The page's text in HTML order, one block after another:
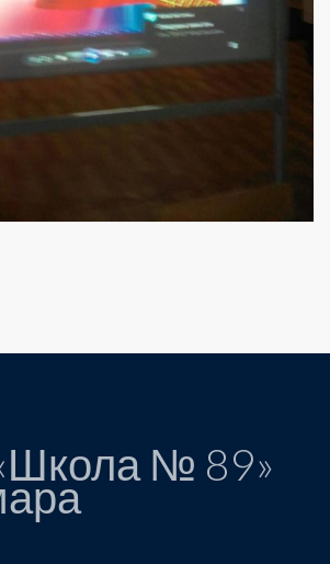
№ 89»